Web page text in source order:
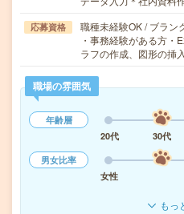
応募資格
職種未経験OK / ブラン
・事務経験がある方・
ラフの作成、図形の挿
職場の雰囲気
年齢層
20代
30代
男女比率
女性
もっ